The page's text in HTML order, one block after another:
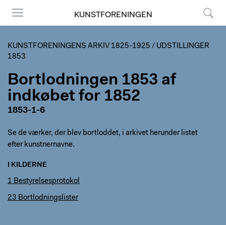
KUNSTFORENINGEN
KUNSTFORENINGENS ARKIV 1825-1925 / UDSTILLINGER
1853
Bortlodningen 1853 af
indkøbet for 1852
1853-1-6
Se de værker, der blev bortloddet, i arkivet herunder listet
efter kunstnernavne.
I KILDERNE
1 Bestyrelsesprotokol
23 Bortlodningslister